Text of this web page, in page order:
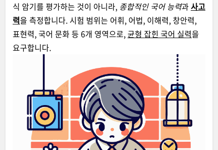
식 암기를 평가하는 것이 아니라, 종합적인 국어 능력과사고
력을 측정합니다. 시험 범위는 어휘, 어법, 이해력, 창안력,
표현력, 국어 문화 등 6개 영역으로,균형 잡힌 국어 실력을
요구합니다.